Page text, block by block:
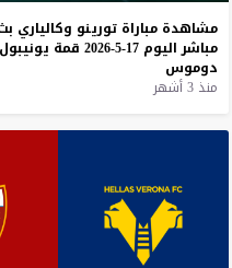
مشاهدة مباراة تورينو وكالياري
مباشر اليوم 17-5-2026 قمة يونيبول
دوموس
منذ 3 أشهر